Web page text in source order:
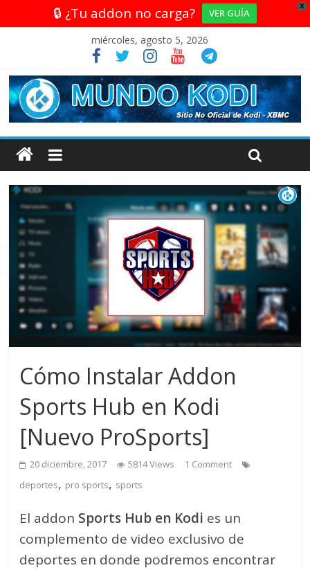
X
🔒 ¿Tu addon no carga? VER GUÍA
miércoles, agosto 5, 2026
Cómo Instalar Addon
Sports Hub en Kodi
[Nuevo ProSports]
20 diciembre, 2017 5814 Views
1 Comment
deportes, pro sports, sports
El addon Sports Hub en Kodi es un
complemento de video exclusivo de
deportes en donde podremos encontrar